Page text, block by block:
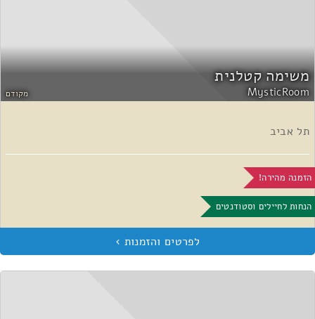
משימה קטלנית
MysticRoom מקודם
תל אביב
הזמנה מהירה!
הנחות לחיילים וסטודנטים